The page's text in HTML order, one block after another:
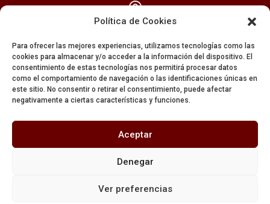
Política de Cookies
Para ofrecer las mejores experiencias, utilizamos tecnologías como las
cookies para almacenar y/o acceder a la información del dispositivo. El
consentimiento de estas tecnologías nos permitirá procesar datos
como el comportamiento de navegación o las identificaciones únicas en
este sitio. No consentir o retirar el consentimiento, puede afectar
negativamente a ciertas características y funciones.
Aceptar
Denegar
Ver preferencias

954 229 437

608 84 84 82

secretaria@amargura.org
mayordomia@amargura.org